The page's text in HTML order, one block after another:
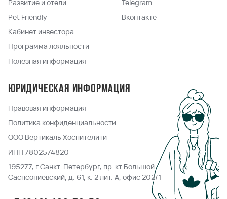
Развитие и отели
Pet Friendly
Кабинет инвестора
Программа лояльности
Полезная информация
Telegram
Вконтакте
Юридическая информация
Правовая информация
Политика конфиденциальности
ООО Вертикаль Хоспителити
ИНН 7802574820
195277, г.Санкт-Петербург, пр-кт Большой
Саспсониевский, д. 61, к. 2 лит. А, офис 202/1